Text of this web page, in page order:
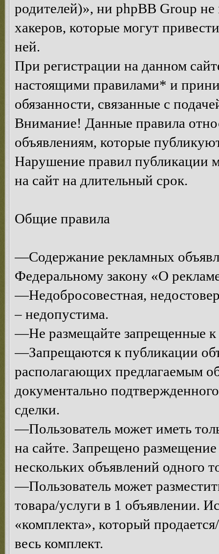
родителей)», ни phpBB Group не
хакеров, которые могут
ней.
При регистрации на данном
настоящими правилами* и
обязанности, связанные с
Внимание! Данные правила
объявлениям, которые
Нарушение правил публикации
на сайт на длительный срок.
Общие правила
—Содержание рекламных
Федеральному закону «О
—Недобросовестная,
– недопустима.
—Не размещайте запрещенные к
—Запрещаются к публикации
располагающих предлагаемым
документально
сделки.
—Пользователь может иметь
на сайте. Запрещено
нескольких объявлений одного
—Пользователь может
товара/услуги в 1 объявлении.
«комплекта», который
весь комплект.